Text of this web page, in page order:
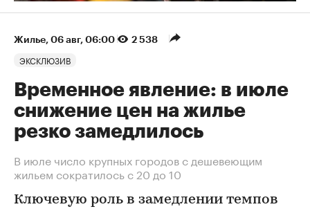
Жилье⁠, 06 авг, 06:00 2 538
ЭКСКЛЮЗИВ
Временное явление: в июле
снижение цен на жилье
резко замедлилось
В июле число крупных городов с дешевеющим
жильем сократилось с 20 до 10
Ключевую роль в замедлении темпов